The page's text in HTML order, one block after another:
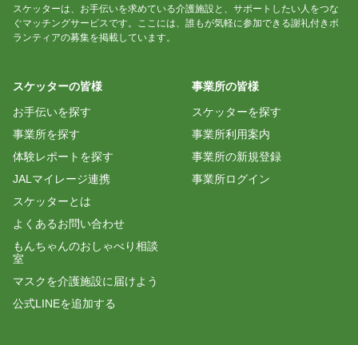
スケッターは、お手伝いを求めている介護施設と、サポートしたい人をつな
ぐマッチングサービスです。ここには、誰もが気軽に参加できる謝礼付きボ
ランティアの募集を掲載しています。
スケッターの皆様
お手伝いを探す
事業所を探す
体験レポートを探す
JALマイレージ連携
スケッターとは
よくあるお問い合わせ
もんちゃんのおしゃべり相談
室
マスクを介護施設に届けよう
公式LINEを追加する
事業所の皆様
スケッターを探す
事業所利用案内
事業所の新規登録
事業所ログイン